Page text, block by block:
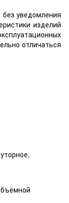
уведомления
изделий
отличаться